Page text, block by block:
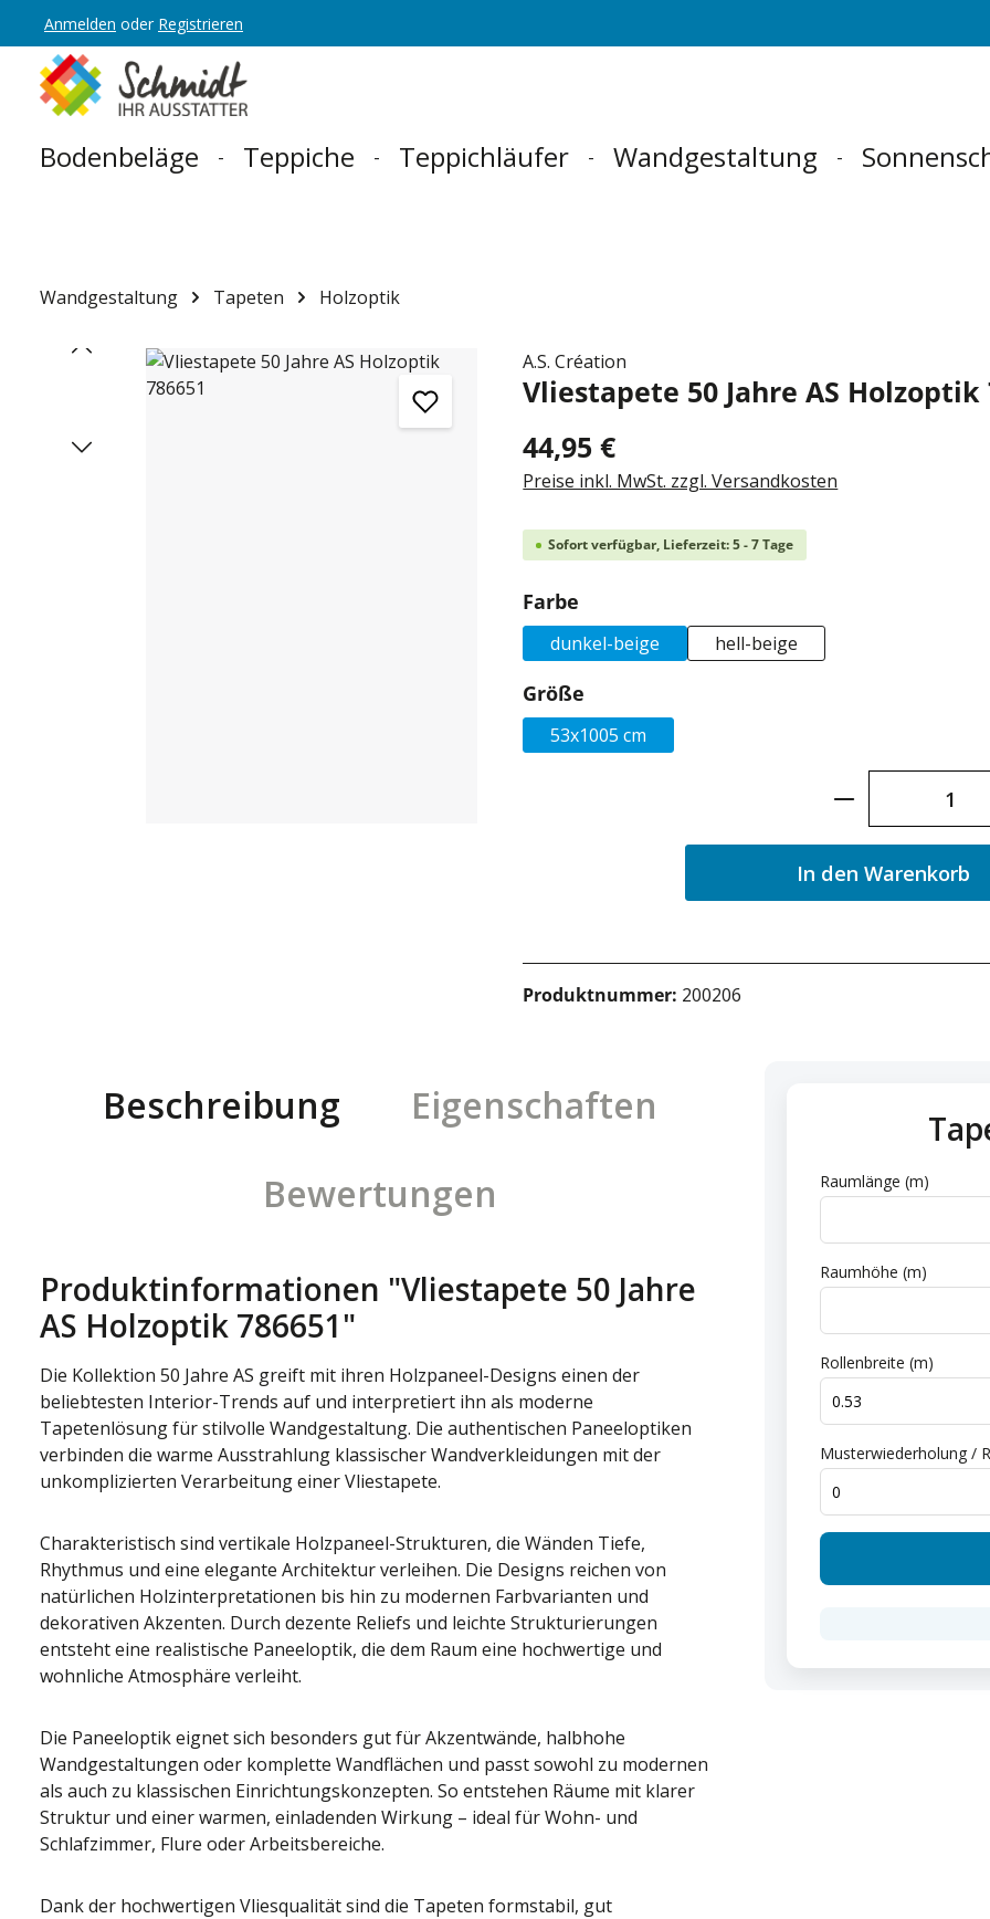
Hauptnavigation springen
Anmelden oder Registrieren
Bodenbeläge Teppiche Teppichläufer Wandgestaltung
Wandgestaltung Tapeten Holzoptik
Bildergalerie überspringen A.S. Création
Vliestapete 50 Jahre AS Holzoptik
44,95 €
Preise inkl. MwSt. zzgl. Versandkosten
Sofort verfügbar, Lieferzeit: 5 - 7 Tage
Farbe
dunkel-beige hell-beige
Größe
53x1005 cm
Produkt
In den Warenkorb
Produktnummer: 200206
Beschreibung
Eigenschaften
Bewertungen
Produktinformationen "Vliestapete 50 Jahre
AS Holzoptik 786651"
Die Kollektion 50 Jahre AS greift mit ihren Holzpaneel-Designs einen der
beliebtesten Interior-Trends auf und interpretiert ihn als moderne
Tapetenlösung für stilvolle Wandgestaltung. Die authentischen Paneeloptiken
verbinden die warme Ausstrahlung klassischer Wandverkleidungen mit der
unkomplizierten Verarbeitung einer Vliestapete.
Charakteristisch sind vertikale Holzpaneel-Strukturen, die Wänden Tiefe,
Rhythmus und eine elegante Architektur verleihen. Die Designs reichen von
natürlichen Holzinterpretationen bis hin zu modernen Farbvarianten und
dekorativen Akzenten. Durch dezente Reliefs und leichte Strukturierungen
entsteht eine realistische Paneeloptik, die dem Raum eine hochwertige und
wohnliche Atmosphäre verleiht.
Die Paneeloptik eignet sich besonders gut für Akzentwände, halbhohe
Wandgestaltungen oder komplette Wandflächen und passt sowohl zu modernen
als auch zu klassischen Einrichtungskonzepten. So entstehen Räume mit klarer
Struktur und einer warmen, einladenden Wirkung – ideal für Wohn- und
Schlafzimmer, Flure oder Arbeitsbereiche.
Dank der hochwertigen Vliesqualität sind die Tapeten formstabil, gut
Raumlänge (m)
Raumhöhe (m)
Rollenbreite (m)
Musterwiederholung /